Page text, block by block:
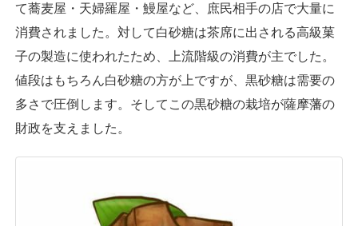
て蕎麦屋・天婦羅屋・鰻屋など、庶民相手の店で大量に
消費されました。対して白砂糖は茶席に出される高級菓
子の製造に使われたため、上流階級の消費が主でした。
値段はもちろん白砂糖の方が上ですが、黒砂糖は需要の
多さで圧倒します。そしてこの黒砂糖の栽培が薩摩藩の
財政を支えました。